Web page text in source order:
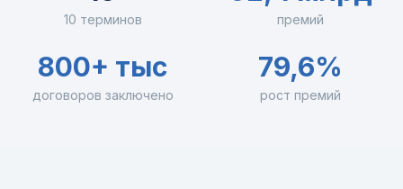
10 терминов премий
800+ тыс
договоров заключено
79,6%
рост премий